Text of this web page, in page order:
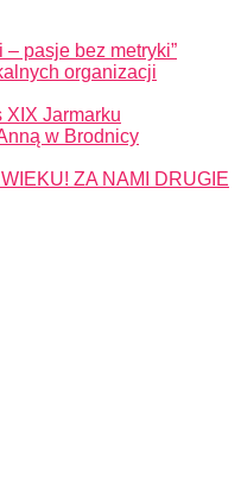
pasje bez metryki”
organizacji
XIX Jarmarku
w Brodnicy
ZA NAMI DRUGIE